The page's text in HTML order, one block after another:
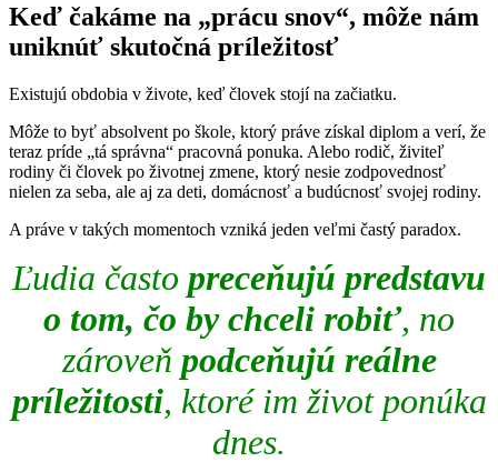
Keď čakáme na „prácu snov“, môže nám
uniknúť skutočná príležitosť
Existujú obdobia v živote, keď človek stojí na začiatku.
Môže to byť absolvent po škole, ktorý práve získal diplom a verí, že
teraz príde „tá správna“ pracovná ponuka. Alebo rodič, živiteľ
rodiny či človek po životnej zmene, ktorý nesie zodpovednosť
nielen za seba, ale aj za deti, domácnosť a budúcnosť svojej rodiny.
A práve v takých momentoch vzniká jeden veľmi častý paradox.
Ľudia často preceňujú predstavu
o tom, čo by chceli robiť, no
zároveň podceňujú reálne
príležitosti, ktoré im život ponúka
dnes.